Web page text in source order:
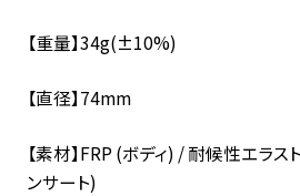
【重量】34g(±10%)
【直径】74mm
【素材】FRP (ボディ) / 耐候性エラス
ンサート)